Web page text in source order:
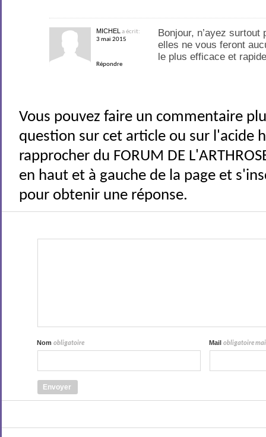
MICHEL a écrit:
3 mai 2015
Répondre
Bonjour, n’ayez
elles ne vous feront
le plus efficace et
Vous pouvez faire un commentaire
question sur cet article ou sur l'acide
rapprocher du FORUM DE
en haut et à gauche de la page et
pour obtenir une réponse.
Nomobligatoire Mailobligatoire